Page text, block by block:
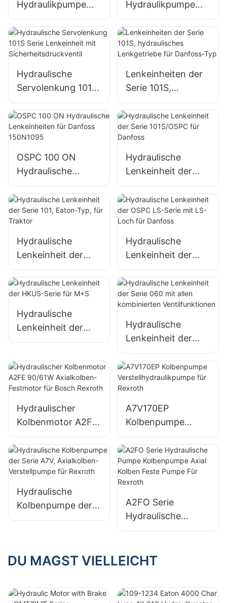
Hydraulikpumpe
Zahnradpumpe für
Valmet Traktoren
Hydraulikpumpe
Zahnradpumpe für
RENAULT
TRAKTOR
Hydraulische
Servolenkung 101S
Serie Lenkeinheit
mit
Sicherheitsdruckve
ntil
Lenkeinheiten der
Serie 101S,
hydraulisches
Lenkgetriebe für
Danfoss-Typ
OSPC 100 ON
Hydraulische
Lenkeinheiten für
Danfoss 150N1095
Hydraulische
Lenkeinheit der
Serie 101S/OSPC
für Danfoss
Hydraulische
Lenkeinheit der
Serie 101, Eaton-
Typ, für Traktor
Hydraulische
Lenkeinheit der
OSPC LS-Serie mit
LS-Loch für
Danfoss
Hydraulische
Lenkeinheit der
HKUS-Serie für
Hydraulische
Lenkeinheit der
Serie 060 mit allen
kombinierten
Ventilfunktionen
Hydraulischer
Kolbenmotor A2FE
90/61W
Axialkolben-
Festmotor für
Bosch Rexroth
A7V170EP
Kolbenpumpe
Verstellhydraulikpu
mpe für Rexroth
Hydraulische
Kolbenpumpe der
Serie A7V,
Rexroth
A2FO Serie
Hydraulische
Pumpe
Kolben Feste
DU MAGST VIELLEICHT